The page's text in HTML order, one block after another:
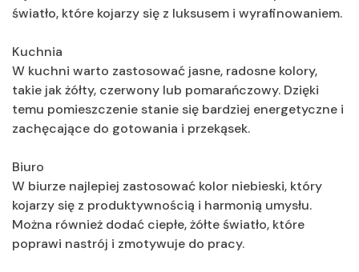
światło, które kojarzy się z luksusem i wyrafinowaniem.
Kuchnia
W kuchni warto zastosować jasne, radosne kolory,
takie jak żółty, czerwony lub pomarańczowy. Dzięki
temu pomieszczenie stanie się bardziej energetyczne i
zachęcające do gotowania i przekąsek.
Biuro
W biurze najlepiej zastosować kolor niebieski, który
kojarzy się z produktywnością i harmonią umysłu.
Można również dodać ciepłe, żółte światło, które
poprawi nastrój i zmotywuje do pracy.